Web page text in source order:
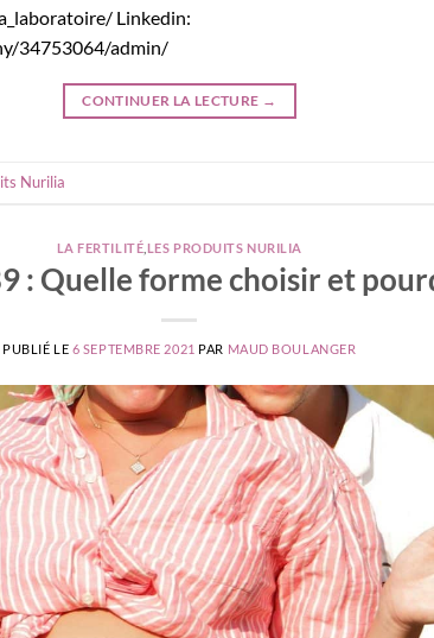
Linkedin:
34753064/admin/
CONTINUER LA LECTURE →
Nurilia
LA FERTILITÉ LES PRODUITS NURILIA
: Quelle forme choisir et
PUBLIÉ LE 6 SEPTEMBRE 2021 PAR MAUD BOULANGER